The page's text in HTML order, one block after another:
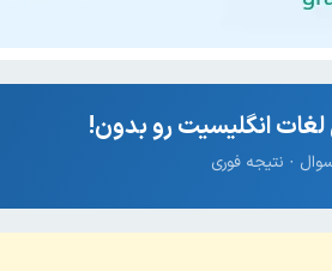
انگلیسیت رو بدون!